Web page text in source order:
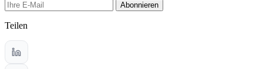
Abonnieren
Teilen